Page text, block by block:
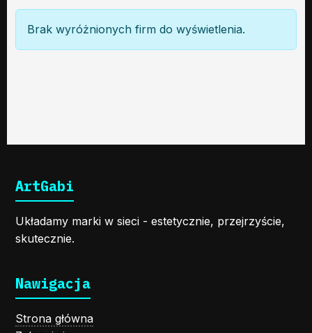
Brak wyróżnionych firm do wyświetlenia.
ArtGabi
Układamy marki w sieci - estetycznie, przejrzyście,
skutecznie.
Nawigacja
Strona główna